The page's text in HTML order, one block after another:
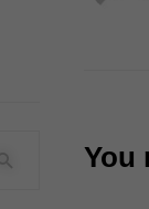
You
powered by Borlabs Cookie